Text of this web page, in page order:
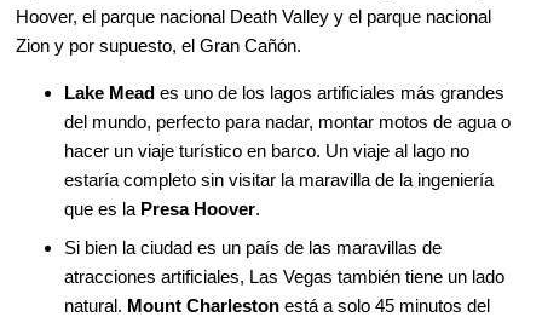
Contáctenos
Consulta para Paciente Nuevo a
través del Internet
Hoover, el parque nacional Death Valley y el parque nacional
Zion y por supuesto, el Gran Cañón.
Lake Mead es uno de los lagos artificiales más grandes
del mundo, perfecto para nadar, montar motos de agua o
hacer un viaje turístico en barco. Un viaje al lago no
estaría completo sin visitar la maravilla de la ingeniería
que es la Presa Hoover.
Si bien la ciudad es un país de las maravillas de
atracciones artificiales, Las Vegas también tiene un lado
natural. Mount Charleston está a solo 45 minutos del